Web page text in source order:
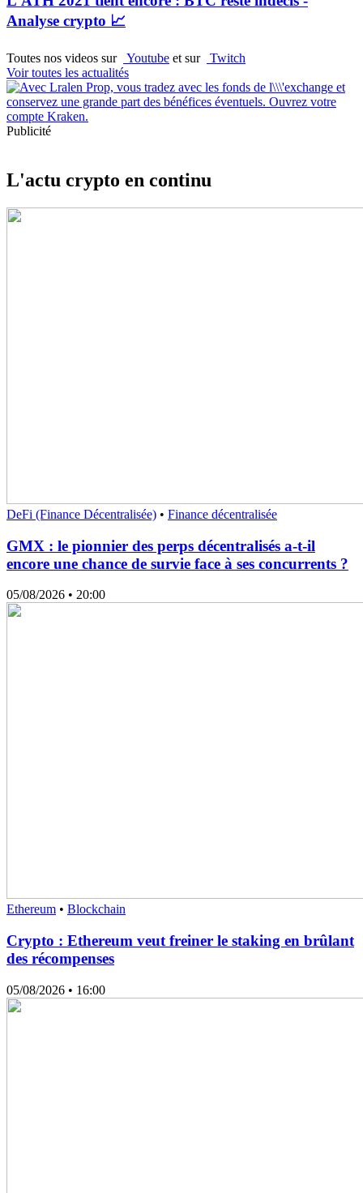
Analyse crypto 📈
Toutes nos videos sur Youtube et sur
Twitch
Voir toutes les actualités
Publicité
L'actu crypto en continu
DeFi (Finance Décentralisée) • Finance décentralisée
GMX : le pionnier des perps décentralisés a-t-il
encore une chance de survie face à ses concurrents ?
05/08/2026 • 20:00
Ethereum • Blockchain
Crypto : Ethereum veut freiner le staking en brûlant
des récompenses
05/08/2026 • 16:00